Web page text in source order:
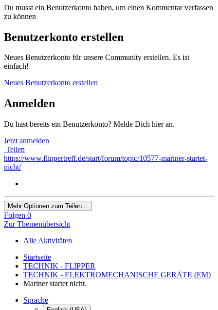
Du musst ein Benutzerkonto haben, um einen Kommentar verfassen
zu können
Benutzerkonto erstellen
Neues Benutzerkonto für unsere Community erstellen. Es ist
einfach!
Neues Benutzerkonto erstellen
Anmelden
Du hast bereits ein Benutzerkonto? Melde Dich hier an.
Jetzt anmelden
Teilen
https://www.flippertreff.de/start/forum/topic/10577-mariner-startet-
nicht/
Mehr Optionen zum Teilen...
Folgen 0
Zur Themenübersicht
Alle Aktivitäten
Startseite
TECHNIK - FLIPPER
TECHNIK - ELEKTROMECHANISCHE GERÄTE (EM)
Mariner startet nicht.
Sprache